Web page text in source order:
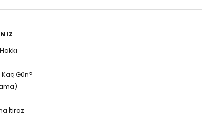
Gün?
İtiraz